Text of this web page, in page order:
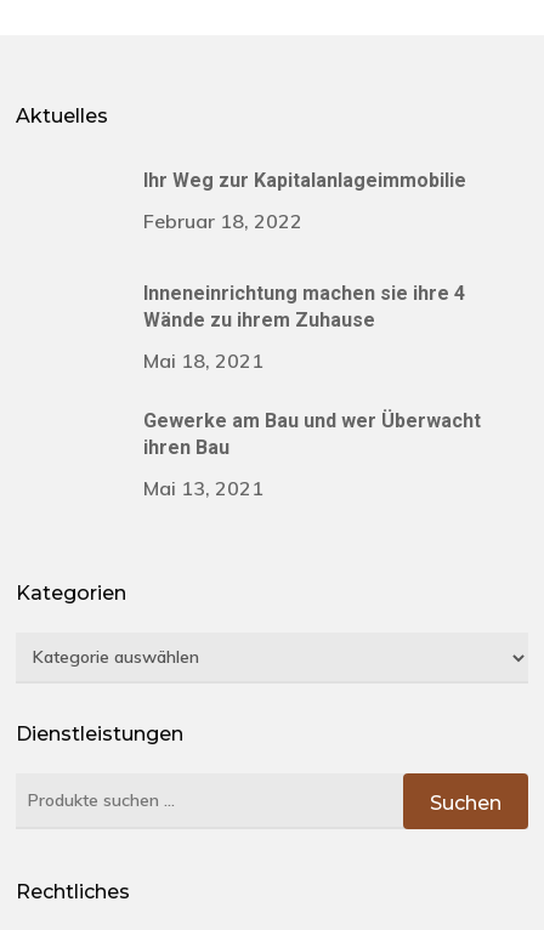
Aktuelles
Ihr Weg zur Kapitalanlageimmobilie
Februar 18, 2022
Inneneinrichtung machen sie ihre 4
Wände zu ihrem Zuhause
Mai 18, 2021
Gewerke am Bau und wer Überwacht
ihren Bau
Mai 13, 2021
Kategorien
Kategorien
Dienstleistungen
Suchen
Suchen
Rechtliches